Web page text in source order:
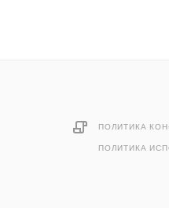
ПОЛИТИКА
ПОЛИТИКА